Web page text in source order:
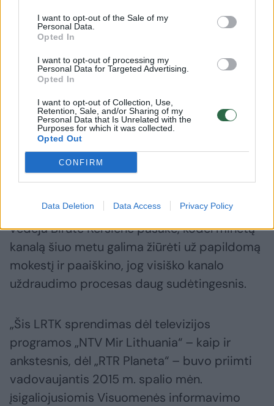
I want to opt-out of the Sale of my
Personal Data.
Opted In
I want to opt-out of processing my
Personal Data for Targeted Advertising.
Opted In
I want to opt-out of Collection, Use,
Retention, Sale, and/or Sharing of my
Personal Data that Is Unrelated with the
Purposes for which it was collected.
Opted Out
CONFIRM
Data Deletion Data Access Privacy Policy
Kaip televizijos retransliuotojas, nedarome
jokios įtakos rodomam turiniui – jo atitikimą
Visuomenės informavimo įstatymui prižiūri ir
sprendimą dėl sankcijų už pažeidimus priima
LRTK. Nurodymas retransliuoti kanalą „NTV
Mir“ už papildomą mokestį galioja visiems
Lietuvos retransliuotojams, o pačios kanalo
retransliacijos LRTK nėra uždraudusi“, –
aiškino A.Stasiulaitis.
LRTK Visuomenės informavimo skyriaus
vedėja Birutė Keršienė pasakė, kodėl minėtą
kanalą šiuo metu galima žiūrėti už papildomą
mokestį ir paaiškino, jog visiško kanalo
uždraudimo procesas daug sudėtingesnis.
„Šis LRTK sprendimas dėl televizijos
programos „NTV Mir Lithuania“ – kaip ir
ankstesnis, dėl „RTR Planeta“ – buvo priimti
vadovaujantis 2015 m. spalio mėn.
įsigaliojusiomis Visuomenės informavimo